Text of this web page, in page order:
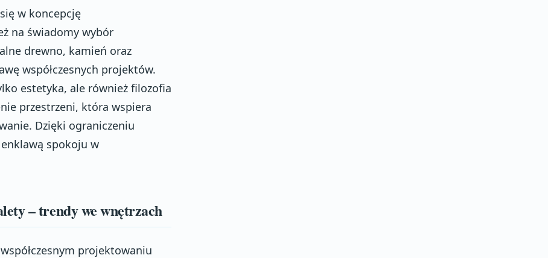
w koncepcję
na świadomy wybór
drewno, kamień oraz
współczesnych projektów.
estetyka, ale również filozofia
przestrzeni, która wspiera
Dzięki ograniczeniu
spokoju w
– trendy we wnętrzach
projektowaniu